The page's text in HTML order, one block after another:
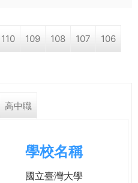
110 109 108 107 106
高中職
學校名稱
國立臺灣大學